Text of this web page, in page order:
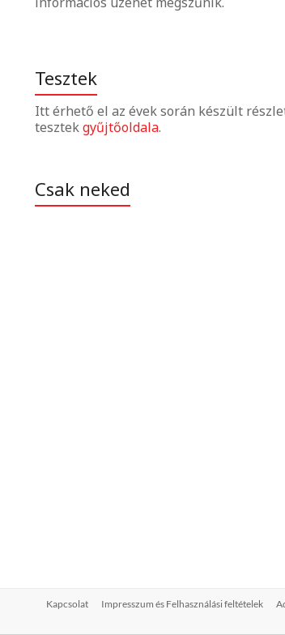
Tesztek
Itt érhető el az évek során készült
tesztekgyűjtőoldala.
Csak neked
Kapcsolat Impresszum és Felhasználási feltételek